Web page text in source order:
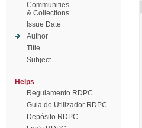
Communities
& Collections
Issue Date
Author
Title
Subject
Helps
Regulamento RDPC
Guia do Utilizador RDPC
Depósito RDPC